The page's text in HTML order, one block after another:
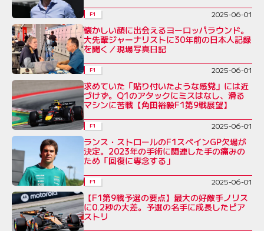
F1 2025-06-01
懐かしい顔に出会えるヨーロッパラウンド。
大先輩ジャーナリストに30年前の日本人記録
を聞く／現場写真日記
F1 2025-06-01
求めていた「貼り付いたような感覚」には近
づけず。Q1のアタックにミスはなし、滑る
マシンに苦戦【角田裕毅F1第9戦展望】
F1 2025-06-01
ランス・ストロールのF1スペインGP欠場が
決定。2023年の手術に関連した手の痛みの
ため「回復に専念する」
F1 2025-06-01
【F1第9戦予選の要点】最大の好敵手ノリス
に0.2秒の大差。予選の名手に成長したピア
ストリ